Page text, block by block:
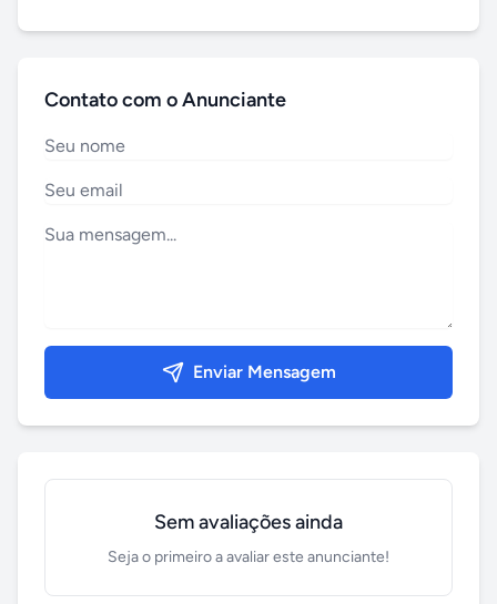
Contato com o Anunciante
Enviar Mensagem
Sem avaliações ainda
Seja o primeiro a avaliar este anunciante!